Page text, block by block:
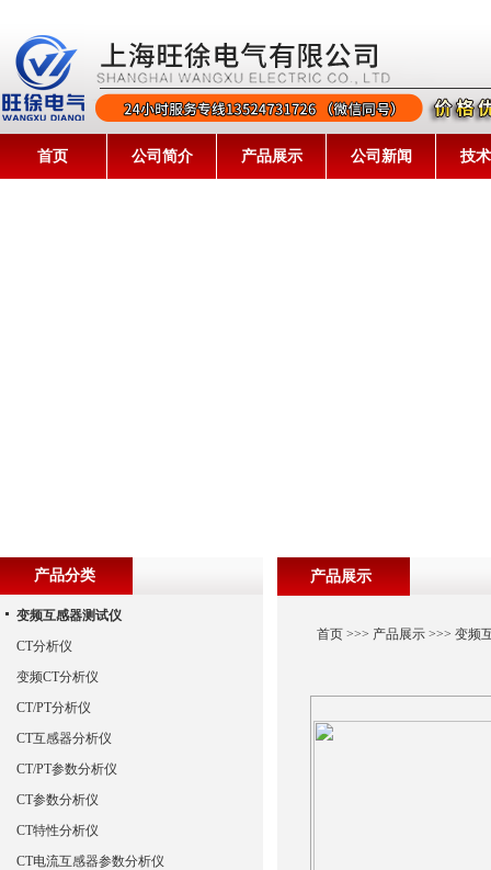
首页 公司简介 产品展示 公司新闻 技
产品展示
首页>>> 产品展示>>> 变频
产品分类
变频互感器测试仪
CT分析仪
变频CT分析仪
CT/PT分析仪
CT互感器分析仪
CT/PT参数分析仪
CT参数分析仪
CT特性分析仪
CT电流互感器参数分析仪